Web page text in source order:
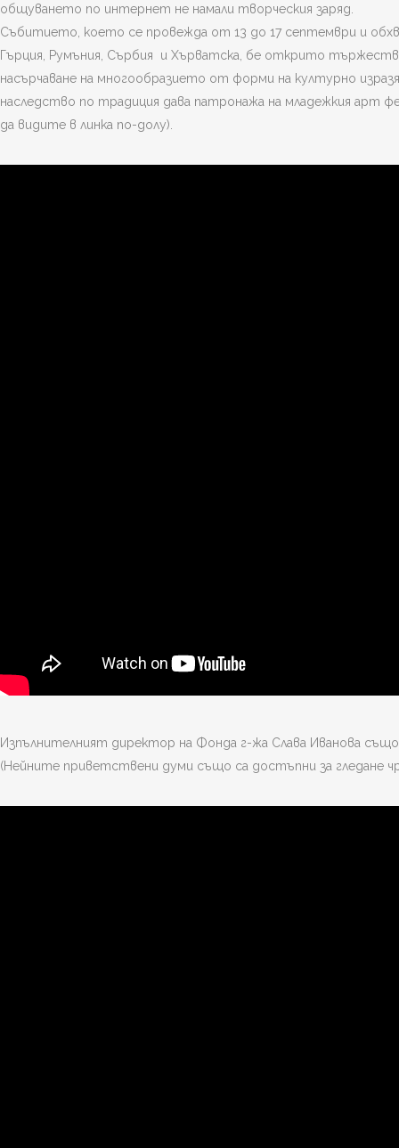
общуването по интернет не намали творческия заряд.
Събитието, което се провежда от 13 до 17 септември и
Гърция, Румъния, Сърбия и Хърватска, бе открито
насърчаване на многообразието от форми на културно
наследство по традиция дава патронажа на младежкия арт
да видите в линка по-долу).
Изпълнителният директор на Фонда г-жа Слава Иванова
(Нейните приветствени думи също са достъпни за гледане